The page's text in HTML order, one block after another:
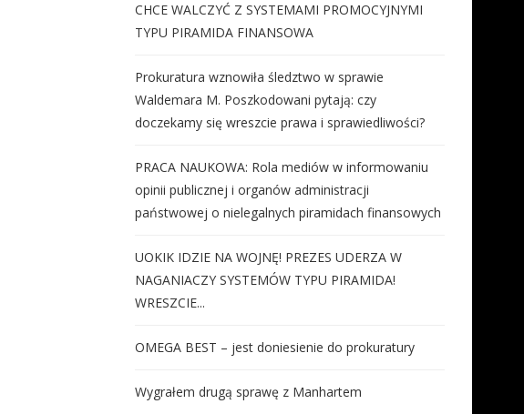
CHCE WALCZYĆ Z SYSTEMAMI PROMOCYJNYMI
TYPU PIRAMIDA FINANSOWA
Prokuratura wznowiła śledztwo w sprawie
Waldemara M. Poszkodowani pytają: czy
doczekamy się wreszcie prawa i sprawiedliwości?
PRACA NAUKOWA: Rola mediów w informowaniu
opinii publicznej i organów administracji
państwowej o nielegalnych piramidach finansowych
UOKIK IDZIE NA WOJNĘ! PREZES UDERZA W
NAGANIACZY SYSTEMÓW TYPU PIRAMIDA!
WRESZCIE...
OMEGA BEST – jest doniesienie do prokuratury
Wygrałem drugą sprawę z Manhartem